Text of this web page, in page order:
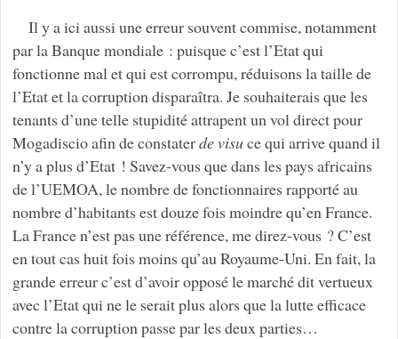
Il y a ici aussi une erreur souvent commise, notamment
par la Banque mondiale : puisque c’est l’Etat qui
fonctionne mal et qui est corrompu, réduisons la taille de
l’Etat et la corruption disparaîtra. Je souhaiterais que les
tenants d’une telle stupidité attrapent un vol direct pour
Mogadiscio afin de constaterde visuce qui arrive quand il
n’y a plus d’Etat ! Savez-vous que dans les pays africains
de l’UEMOA, le nombre de fonctionnaires rapporté au
nombre d’habitants est douze fois moindre qu’en France.
La France n’est pas une référence, me direz-vous ? C’est
en tout cas huit fois moins qu’au Royaume-Uni. En fait, la
grande erreur c’est d’avoir opposé le marché dit vertueux
avec l’Etat qui ne le serait plus alors que la lutte efficace
contre la corruption passe par les deux parties…